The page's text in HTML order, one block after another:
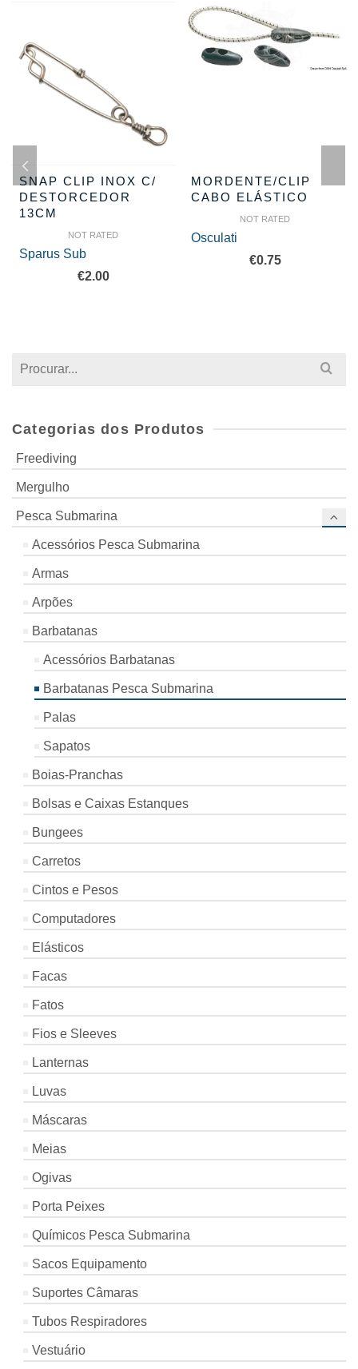
SNAP CLIP INOX C/
DESTORCEDOR
13CM
NOT RATED
Sparus Sub
€2.00
MORDENTE/CLIP
CABO ELÁSTICO
NOT RATED
Osculati
€0.75
Search
Categorias dos Produtos
Freediving
Mergulho
Pesca Submarina
Acessórios Pesca Submarina
Armas
Arpões
Barbatanas
Acessórios Barbatanas
Barbatanas Pesca Submarina
Palas
Sapatos
Boias-Pranchas
Bolsas e Caixas Estanques
Bungees
Carretos
Cintos e Pesos
Computadores
Elásticos
Facas
Fatos
Fios e Sleeves
Lanternas
Luvas
Máscaras
Meias
Ogivas
Porta Peixes
Químicos Pesca Submarina
Sacos Equipamento
Suportes Câmaras
Tubos Respiradores
Vestuário